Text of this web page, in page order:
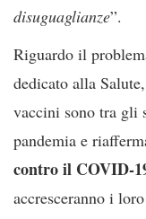
disuguaglianze”.
Riguardo il
dedicato alla
vaccini sono tra gli
pandemia e
contro il COVID-
accresceranno i